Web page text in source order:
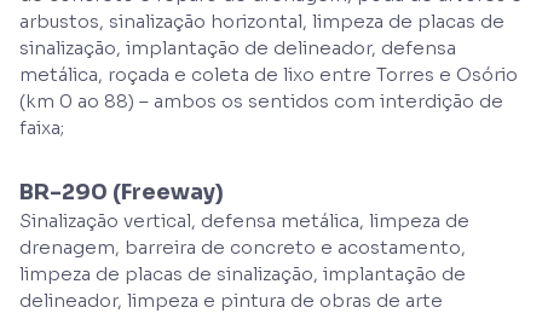
arbustos, sinalização horizontal, limpeza de placas de
sinalização, implantação de delineador, defensa
metálica, roçada e coleta de lixo entre Torres e Osório
(km 0 ao 88) – ambos os sentidos com interdição de
faixa;
BR-290 (Freeway)
Sinalização vertical, defensa metálica, limpeza de
drenagem, barreira de concreto e acostamento,
limpeza de placas de sinalização, implantação de
delineador, limpeza e pintura de obras de arte